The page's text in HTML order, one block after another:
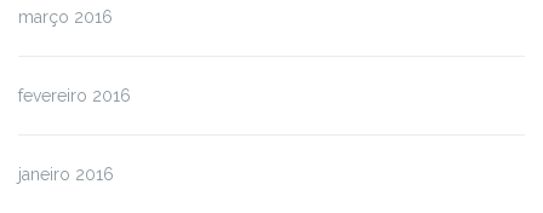
março 2016
fevereiro 2016
janeiro 2016